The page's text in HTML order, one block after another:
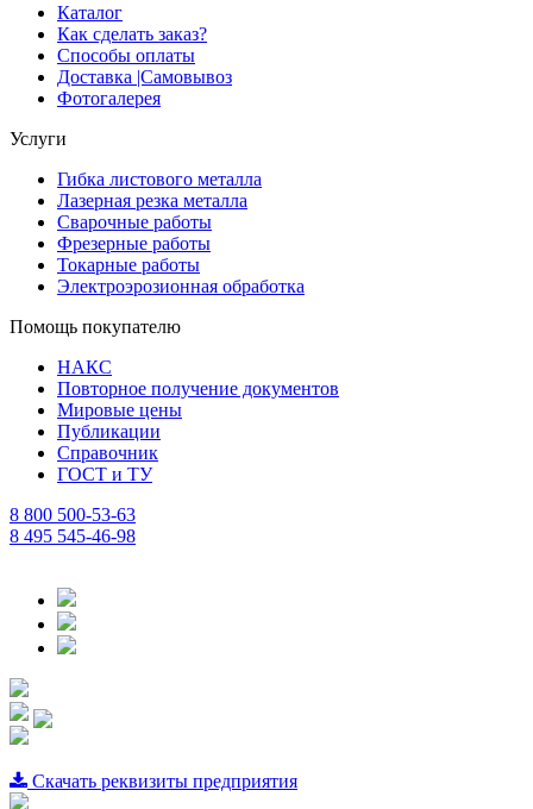
Каталог
Как сделать заказ?
Способы оплаты
Доставка |Cамовывоз
Фотогалерея
Услуги
Гибка листового металла
Лазерная резка металла
Сварочные работы
Фрезерные работы
Токарные работы
Электроэрозионная обработка
Помощь покупателю
НАКС
Повторное получение документов
Мировые цены
Публикации
Справочник
ГОСТ и ТУ
8 800 500-53-63
8 495 545-46-98
Скачать реквизиты предприятия